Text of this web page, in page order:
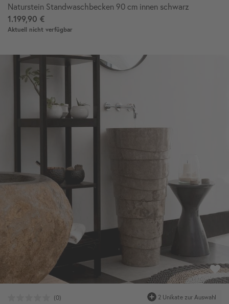
Naturstein Standwaschbecken 90 cm innen schwarz
1.199,90 €
Aktuell nicht verfügbar